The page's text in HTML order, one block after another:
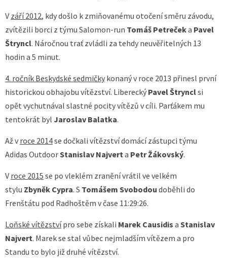
V září 2012, kdy došlo k zmiňovanému otočení směru závodu,
zvítězili borci z týmu Salomon-run Tomáš Petrečeka Pavel
Štryncl. Náročnou trať zvládli za tehdy neuvěřitelných 13
hodin a 5 minut.
4. ročník Beskydské sedmičky konaný v roce 2013 přinesl první
historickou obhajobu vítězství. Liberecký Pavel Štrynclsi
opět vychutnával slastné pocity vítězů v cíli. Parťákem mu
tentokrát byl Jaroslav Balatka.
Až v roce 2014se dočkali vítězství domácí zástupci týmu
Adidas OutdoorStanislav Najvert a Petr Žákovský.
V roce 2015 se po vleklém zranění vrátil ve velkém
stylu Zbyněk Cypra. S Tomášem Svobodou doběhli do
Frenštátu pod Radhoštěm v čase 11:29:26.
Loňské vítězstvípro sebe získali Marek Causidis a Stanislav
Najvert. Marek se stal vůbec nejmladším vítězem a pro
Standu to bylo již druhé vítězství.